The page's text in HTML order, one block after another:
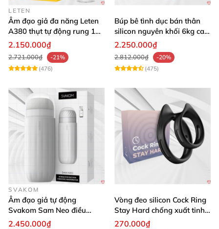
LETEN
Âm đạo giả đa năng Leten
A380 thụt tự động rung 10
chế độ
2.150.000₫
2.721.000₫
-21%
(476)
Búp bê tình dục bán thân
silicon nguyên khối 6kg cao
cấp giá rẻ
2.250.000₫
2.812.000₫
-20%
(475)
SVAKOM
Âm đạo giả tự động
Svakom Sam Neo điều
khiển app webcam cao cấp
2.450.000₫
Vòng đeo silicon Cock Ring
Stay Hard chống xuất tinh
sớm
270.000₫